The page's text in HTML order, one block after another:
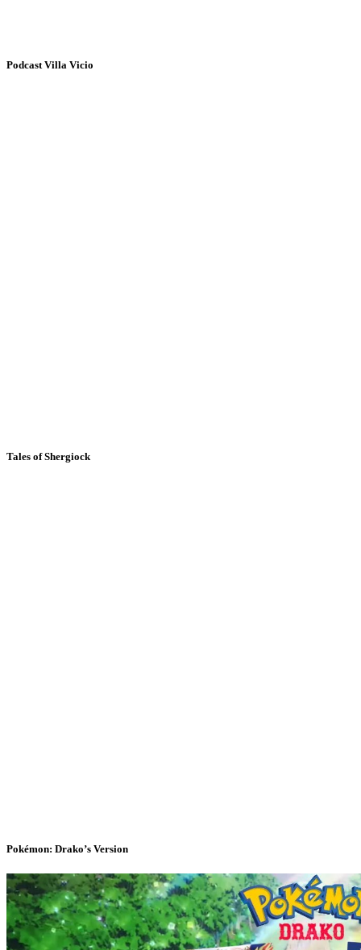
Podcast Villa Vicio
Tales of Shergiock
Pokémon: Drako’s Version